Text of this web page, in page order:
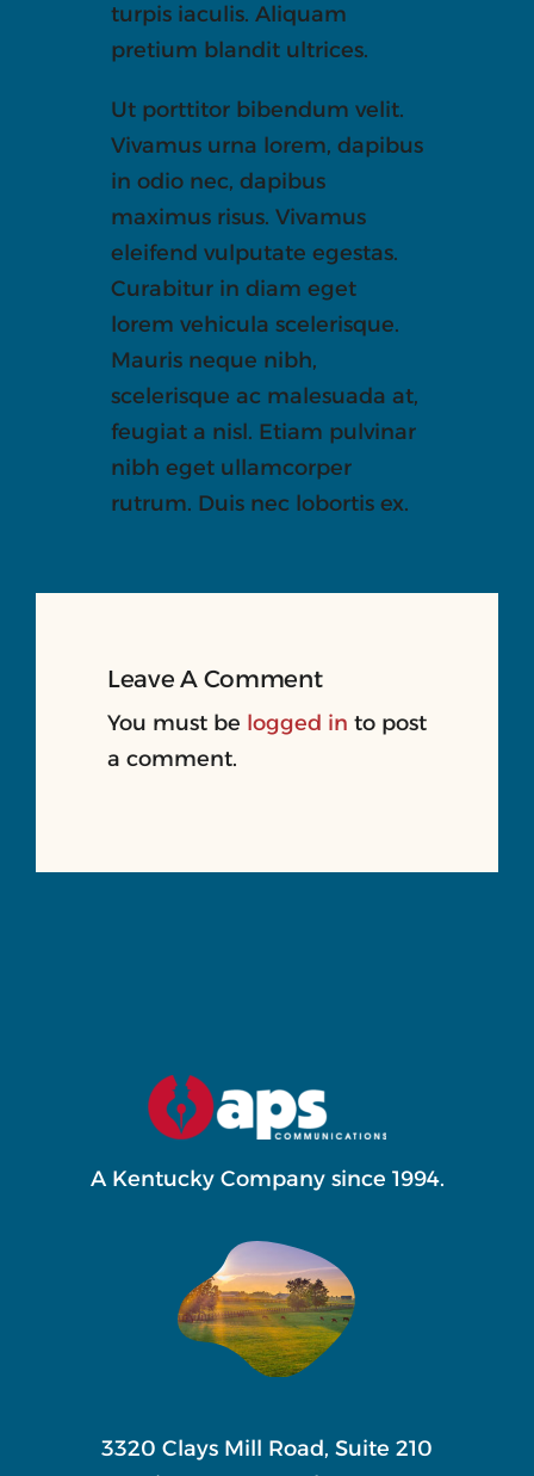
turpis iaculis. Aliquam
pretium blandit ultrices.
Ut porttitor bibendum velit.
Vivamus urna lorem, dapibus
in odio nec, dapibus
maximus risus. Vivamus
eleifend vulputate egestas.
Curabitur in diam eget
lorem vehicula scelerisque.
Mauris neque nibh,
scelerisque ac malesuada at,
feugiat a nisl. Etiam pulvinar
nibh eget ullamcorper
rutrum. Duis nec lobortis ex.
Leave A Comment
You must be logged in to post
a comment.
A Kentucky Company since 1994.
3320 Clays Mill Road, Suite 210